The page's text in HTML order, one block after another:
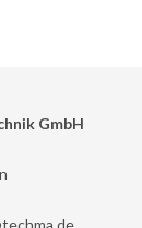
GmbH
techma.de